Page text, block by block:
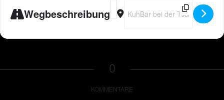
Wegbeschreibung
Address - 🇨🇭 Peter Wackel LIVE in
Destination Address - 🇨🇭
0
KOMMENTARE